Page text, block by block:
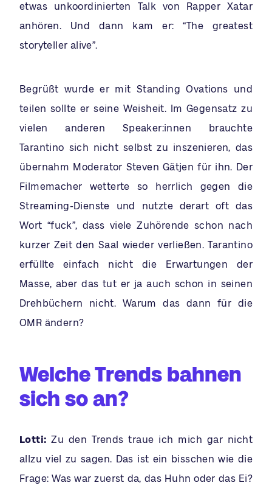
etwas unkoordinierten Talk von Rapper Xatar
anhören. Und dann kam er: “The greatest
storyteller alive”.
Begrüßt wurde er mit Standing Ovations und
teilen sollte er seine Weisheit. Im Gegensatz zu
vielen anderen Speaker:innen brauchte
Tarantino sich nicht selbst zu inszenieren, das
übernahm Moderator Steven Gätjen für ihn. Der
Filmemacher wetterte so herrlich gegen die
Streaming-Dienste und nutzte derart oft das
Wort “fuck”, dass viele Zuhörende schon nach
kurzer Zeit den Saal wieder verließen. Tarantino
erfüllte einfach nicht die Erwartungen der
Masse, aber das tut er ja auch schon in seinen
Drehbüchern nicht. Warum das dann für die
OMR ändern?
Welche Trends bahnen
sich so an?
Lotti: Zu den Trends traue ich mich gar nicht
allzu viel zu sagen. Das ist ein bisschen wie die
Frage: Was war zuerst da, das Huhn oder das Ei?